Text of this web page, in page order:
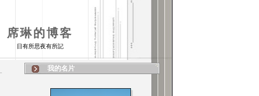
席琳的博客
日有所思夜有所記
我的名片